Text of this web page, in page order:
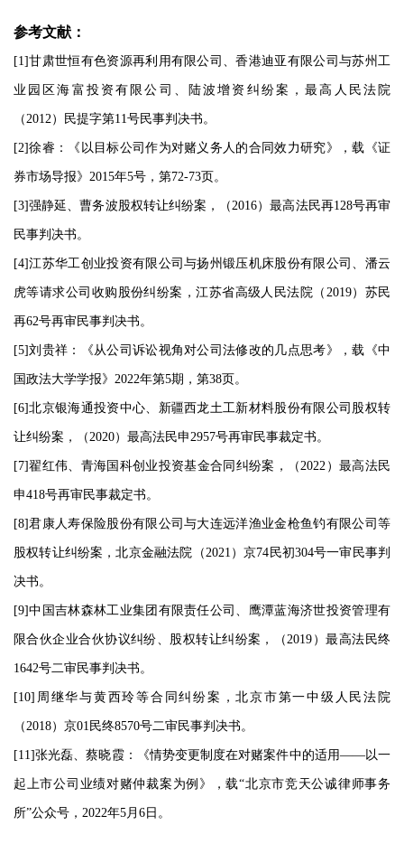
参考文献：
[1]甘肃世恒有色资源再利用有限公司、香港迪亚有限公司与苏州工
业园区海富投资有限公司、陆波增资纠纷案，最高人民法院
（2012）民提字第11号民事判决书。
[2]徐睿：《以目标公司作为对赌义务人的合同效力研究》，载《证
券市场导报》2015年5号，第72-73页。
[3]强静延、曹务波股权转让纠纷案，（2016）最高法民再128号再审
民事判决书。
[4]江苏华工创业投资有限公司与扬州锻压机床股份有限公司、潘云
虎等请求公司收购股份纠纷案，江苏省高级人民法院（2019）苏民
再62号再审民事判决书。
[5]刘贵祥：《从公司诉讼视角对公司法修改的几点思考》，载《中
国政法大学学报》2022年第5期，第38页。
[6]北京银海通投资中心、新疆西龙土工新材料股份有限公司股权转
让纠纷案，（2020）最高法民申2957号再审民事裁定书。
[7]翟红伟、青海国科创业投资基金合同纠纷案，（2022）最高法民
申418号再审民事裁定书。
[8]君康人寿保险股份有限公司与大连远洋渔业金枪鱼钓有限公司等
股权转让纠纷案，北京金融法院（2021）京74民初304号一审民事判
决书。
[9]中国吉林森林工业集团有限责任公司、鹰潭蓝海济世投资管理有
限合伙企业合伙协议纠纷、股权转让纠纷案，（2019）最高法民终
1642号二审民事判决书。
[10]周继华与黄西玲等合同纠纷案，北京市第一中级人民法院
（2018）京01民终8570号二审民事判决书。
[11]张光磊、蔡晓霞：《情势变更制度在对赌案件中的适用——以一
起上市公司业绩对赌仲裁案为例》，载“北京市竞天公诚律师事务
所”公众号，2022年5月6日。